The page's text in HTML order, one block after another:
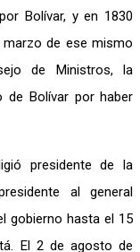
Bolívar, y en 1830
de ese mismo
de Ministros, la
de Bolívar por haber
presidente de la
al general
gobierno hasta el 15
El 2 de agosto de